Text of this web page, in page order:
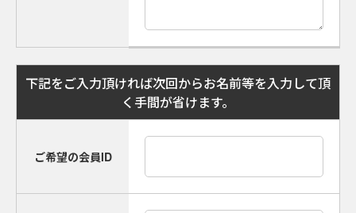
下記をご入力頂ければ次回からお名前等を入力して頂
く手間が省けます。
ご希望の会員ID